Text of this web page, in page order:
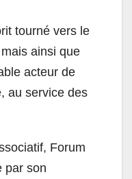
tourné vers le
ainsi que
acteur de
au service des
Forum
par son